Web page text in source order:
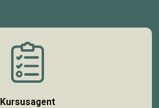
Kursusagent